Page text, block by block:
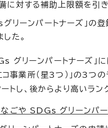
に対する補助上限額を引き
グリーンパートナーズ」の
た。
グリーンパートナーズ」
エコ事業所（星3つ）」の3
ートし、後からより高いラ
なごや SDGs グリーンパ